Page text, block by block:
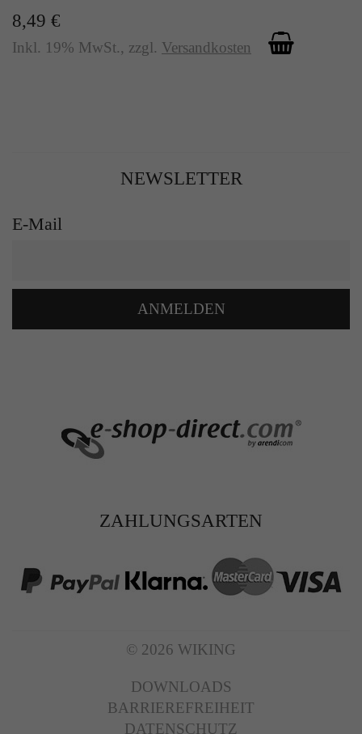
8,49 €
Inkl. 19% MwSt., zzgl. Versandkosten
NEWSLETTER
E-Mail
ANMELDEN
ZAHLUNGSARTEN
© 2026 WIKING
DOWNLOADS
BARRIEREFREIHEIT
DATENSCHUTZ